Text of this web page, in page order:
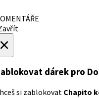
dárek pro
si zablokovat Chapito